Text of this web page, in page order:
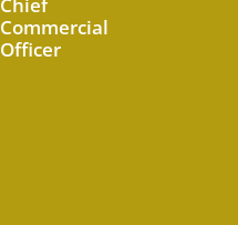
Chief
Commercial
Officer